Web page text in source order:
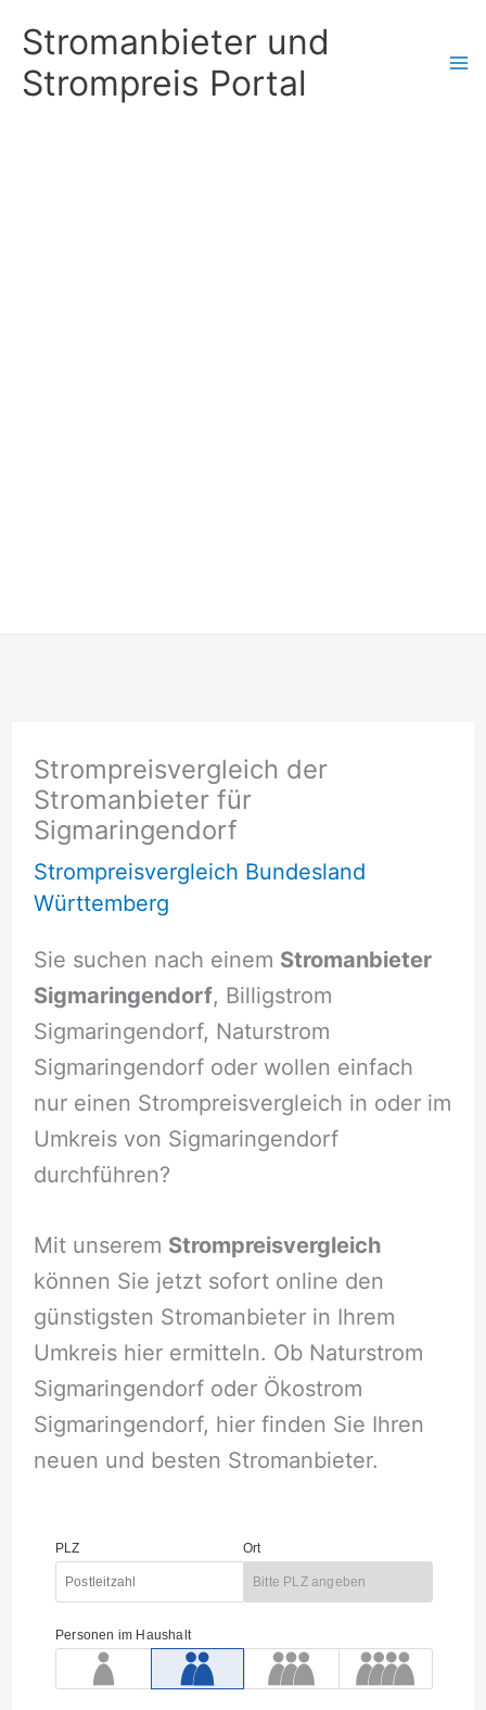
Inhalt
springen
Stromanbieter und
Strompreis Portal
Strompreisvergleich der
Stromanbieter für
Sigmaringendorf
Strompreisvergleich Bundesland
Württemberg
Sie suchen nach einem Stromanbieter
Sigmaringendorf, Billigstrom
Sigmaringendorf, Naturstrom
Sigmaringendorf oder wollen einfach
nur einen Strompreisvergleich in oder im
Umkreis von Sigmaringendorf
durchführen?
Mit unserem Strompreisvergleich
können Sie jetzt sofort online den
günstigsten Stromanbieter in Ihrem
Umkreis hier ermitteln. Ob Naturstrom
Sigmaringendorf oder Ökostrom
Sigmaringendorf, hier finden Sie Ihren
neuen und besten Stromanbieter.